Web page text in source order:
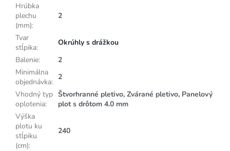
Hrúbka
plechu
(mm):
2
Tvar
stĺpika:
Okrúhly s drážkou
Balenie:
2
Minimálna
objednávka:
2
Vhodný typ
oplotenia:
Štvorhranné pletivo, Zvárané pletivo, Panelový
plot s drôtom 4.0 mm
Výška
plotu ku
stĺpiku
(cm):
240